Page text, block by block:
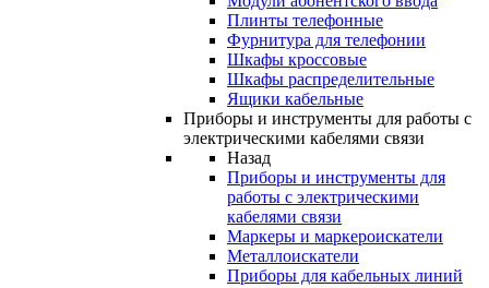
Плинты телефонные
Фурнитура для телефонии
Шкафы кроссовые
Шкафы распределительные
Ящики кабельные
Приборы и инструменты для работы с
электрическими кабелями связи
Назад
Приборы и инструменты для
работы с электрическими
кабелями связи
Маркеры и маркероискатели
Металлоискатели
Приборы для кабельных линий